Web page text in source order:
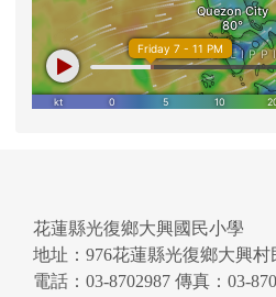
花蓮縣光復鄉大興國民小學
地址：976花蓮縣光復鄉大興村
電話：03-8702987 傳真：03-